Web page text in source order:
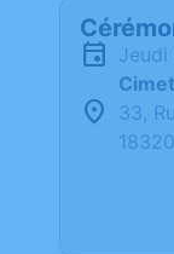
33,